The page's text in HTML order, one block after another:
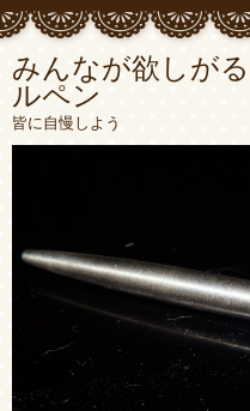
みんなが欲しが
ルペン
皆に自慢しよう